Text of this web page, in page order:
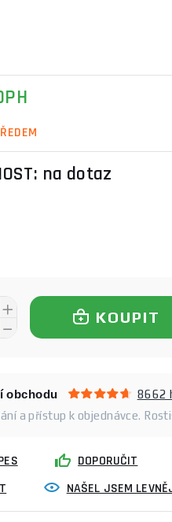
na dotaz
KOUPIT
obchodu
8662
a přístup k objednávce.
DOPORUČIT
NAŠEL JSEM